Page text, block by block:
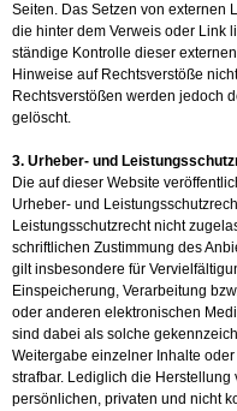
Seiten. Das Setzen von externen
die hinter dem Verweis oder Link
ständige Kontrolle dieser
Hinweise auf Rechtsverstöße
Rechtsverstößen werden jedoch
gelöscht.
3. Urheber- und
Die auf dieser Website
Urheber- und
Leistungsschutzrecht nicht
schriftlichen Zustimmung des
gilt insbesondere für
Einspeicherung, Verarbeitung
oder anderen elektronischen
sind dabei als solche
Weitergabe einzelner Inhalte
strafbar. Lediglich die
persönlichen, privaten und nicht